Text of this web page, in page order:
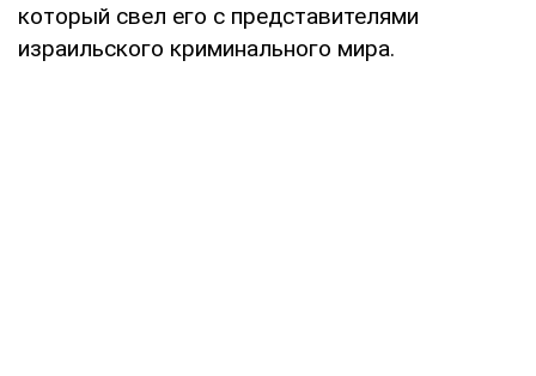
который свел его с представителями
израильского криминального мира.